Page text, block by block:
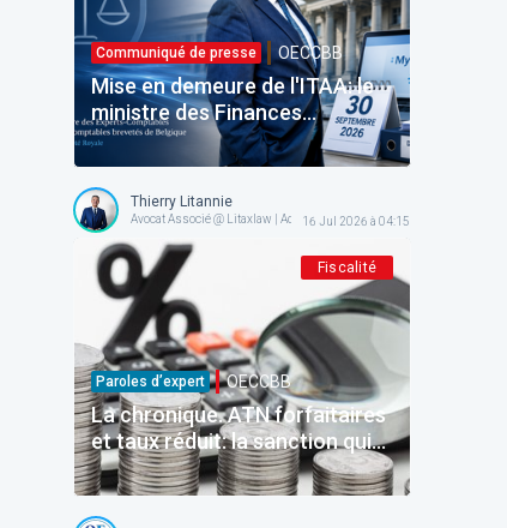
Communiqué de presse OECCBB
Mise en demeure de l'ITAA: le
ministre des Finances
reconnaît la responsabilité de
l'État — place à l'exécution!
Thierry Litannie
Avocat Associé @ Litaxlaw | Administrateur @ OECCBB
16 Jul 2026 à 04:15
Fiscalité
Paroles d’expert OECCBB
La chronique. ATN forfaitaires
et taux réduit: la sanction qui
ne frappe que ceux qui étaient
en règle.